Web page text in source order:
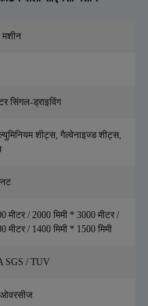
मशीन
सिंगल-ड्राइविंग
शीट्स, गैल्वेनाइज्ड शीट्स,
मीटर / 2000 मिमी * 3000 मीटर /
मीटर / 1400 मिमी * 1500 मिमी
SGS / TUV
ओवरसीज